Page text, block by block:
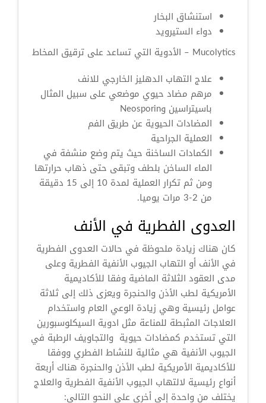
استنشاق البخار
دواء الستيرويد
Mucolytics – الأدوية التي تساعد على ترقيق المخاط
علاج التهاب الدهليز الخارجي للانف
مرهم مضاد حيوي موضعي على سبيل المثال
باسيتراسين وNeosporin
المضادات الحيوية عن طريق الفم
العملية الجراحية
الكمادات الساخنة حيث يتم وضع منشفة في
الماء الساخن بلطف وتبقى حتى ذهاب حرارتها
ومن ثم تكرار العملية لمدة 10 إلى 15 دقيقة
من 2-3 مرات يوميا.
العدوى الفطرية في الأنف
كان هناك زيادة ملحوظة في حالات العدوى الفطرية
في الأنف أو التهاب الجيوب الأنفية الفطرية وعلى
مدى العقود الثلاثة الماضية وفقا للأكاديمية
الأمريكية لطب الأذن والحنجرة ويعزى ذلك إلى ثلاثة
عوامل رئيسية وهي زيادة الوعي العام واستخدام
العلاجات المثبطة للمناعة مثل ادوية السيكلوسبورين
التي تستخدم كمضادات حيوية والتجاويف الرطبة في
الجيوب الأنفية هي مثالية للنشاط الفطري ووفقا
للأكاديمية الأمريكية لطب الأذن والحنجرة هناك أربعة
أنواع رئيسية لالتهاب الجيوب الأنفية الفطرية والعلاج
يختلف من واحدة إلى أخرى على النحو التالي: